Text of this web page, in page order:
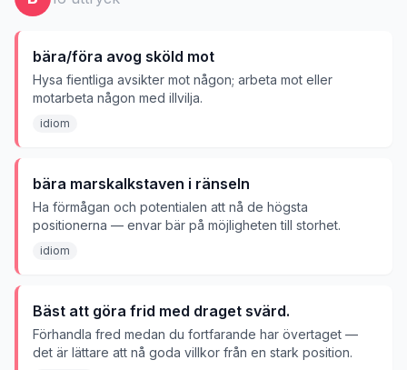
bära/föra avog sköld mot
Hysa fientliga avsikter mot någon; arbeta mot eller
motarbeta någon med illvilja.
idiom
bära marskalkstaven i ränseln
Ha förmågan och potentialen att nå de högsta
positionerna — envar bär på möjligheten till storhet.
idiom
Bäst att göra frid med draget svärd.
Förhandla fred medan du fortfarande har övertaget —
det är lättare att nå goda villkor från en stark position.